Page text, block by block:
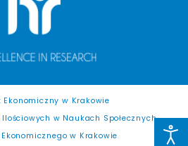
Ekonomiczny w Krakowie
w Naukach Społecznych
w Krakowie